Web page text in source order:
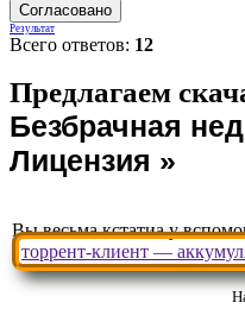
Результат
Всего ответов: 12
Вы весьма кстатиа у
торрент-клиент —